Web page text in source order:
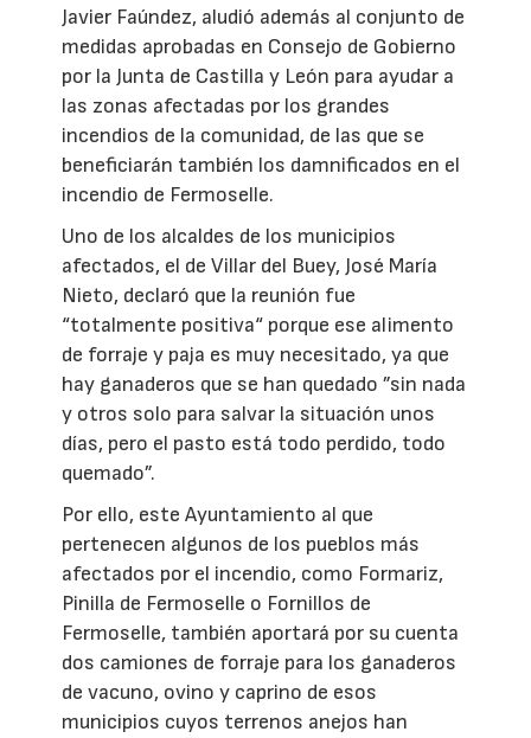
Javier Faúndez, aludió además al conjunto de
medidas aprobadas en Consejo de Gobierno
por la Junta de Castilla y León para ayudar a
las zonas afectadas por los grandes
incendios de la comunidad, de las que se
beneficiarán también los damnificados en el
incendio de Fermoselle.
Uno de los alcaldes de los municipios
afectados, el de Villar del Buey, José María
Nieto, declaró que la reunión fue
“totalmente positiva“ porque ese alimento
de forraje y paja es muy necesitado, ya que
hay ganaderos que se han quedado ”sin nada
y otros solo para salvar la situación unos
días, pero el pasto está todo perdido, todo
quemado”.
Por ello, este Ayuntamiento al que
pertenecen algunos de los pueblos más
afectados por el incendio, como Formariz,
Pinilla de Fermoselle o Fornillos de
Fermoselle, también aportará por su cuenta
dos camiones de forraje para los ganaderos
de vacuno, ovino y caprino de esos
municipios cuyos terrenos anejos han